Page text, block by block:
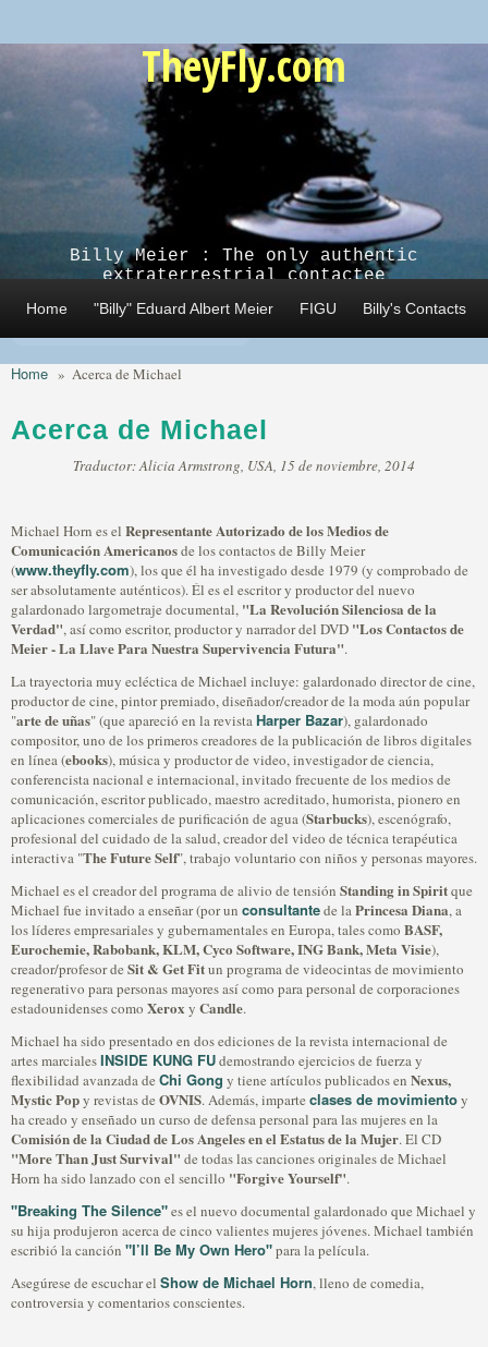
TheyFly.com
Billy Meier : The only authentic
extraterrestrial contactee
Home "Billy" Eduard Albert Meier FIGU Billy's Contacts
Home » Acerca de Michael
Acerca de Michael
Traductor: Alicia Armstrong, USA, 15 de noviembre, 2014
Michael Horn es el Representante Autorizado de los Medios de
Comunicación Americanosde los contactos de Billy Meier
(www.theyfly.com), los que él ha investigado desde 1979 (y comprobado de
ser absolutamente auténticos). Él es el escritor y productor del nuevo
galardonado largometraje documental, "La Revolución Silenciosa de la
Verdad", así como escritor, productor y narrador del DVD "Los Contactos de
Meier - La Llave Para Nuestra Supervivencia Futura".
La trayectoria muy ecléctica de Michael incluye: galardonado director de cine,
productor de cine, pintor premiado, diseñador/creador de la moda aún popular
"arte de uñas" (que apareció en la revistaHarper Bazar), galardonado
compositor, uno de los primeros creadores de la publicación de libros digitales
en línea (ebooks), música y productor de video, investigador de ciencia,
conferencista nacional e internacional, invitado frecuente de los medios de
comunicación, escritor publicado, maestro acreditado, humorista, pionero en
aplicaciones comerciales de purificación de agua (Starbucks), escenógrafo,
profesional del cuidado de la salud, creador del video de técnica terapéutica
interactiva "The Future Self", trabajo voluntario con niños y personas mayores.
Michael es el creador del programa de alivio de tensión Standing in Spiritque
Michael fue invitado a enseñar (por un consultantede laPrincesa Diana, a
los líderes empresariales y gubernamentales en Europa, tales como BASF,
Eurochemie, Rabobank, KLM, Cyco Software, ING Bank, Meta Visie),
creador/profesor de Sit & Get Fitun programa de videocintas de movimiento
regenerativo para personas mayores así como para personal de corporaciones
estadounidenses como Xerox y Candle.
Michael ha sido presentado en dos ediciones de la revista internacional de
artes marcialesINSIDE KUNG FUdemostrando ejercicios de fuerza y
flexibilidad avanzada de Chi Gong y tiene artículos publicados en Nexus,
Mystic Popy revistas de OVNIS. Además, imparte clases de movimientoy
ha creado y enseñado un curso de defensa personal para las mujeres en la
Comisión de la Ciudad de Los Angeles en el Estatus de la Mujer. El CD
"More Than Just Survival" de todas las canciones originales de Michael
Horn ha sido lanzado con el sencillo "Forgive Yourself".
"Breaking The Silence"es el nuevo documental galardonado que Michael y
su hija produjeron acerca de cinco valientes mujeres jóvenes. Michael también
escribió la canción "I’ll Be My Own Hero"para la película.
Asegúrese de escuchar el Show de Michael Horn, lleno de comedia,
controversia y comentarios conscientes.